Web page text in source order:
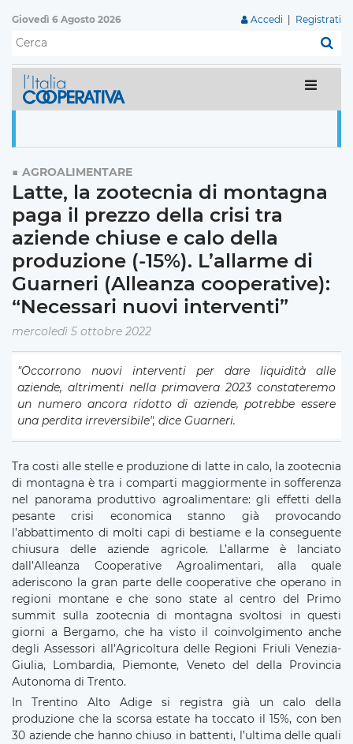
Giovedì 6 Agosto 2026 Accedi Registrati
AGROALIMENTARE
Latte, la zootecnia di montagna
paga il prezzo della crisi tra
aziende chiuse e calo della
produzione (-15%). L’allarme di
Guarneri (Alleanza cooperative):
“Necessari nuovi interventi”
mercoledì 5 ottobre 2022
"Occorrono nuovi interventi per dare liquidità alle
aziende, altrimenti nella primavera 2023 constateremo
un numero ancora ridotto di aziende, potrebbe essere
una perdita irreversibile", dice Guarneri.
Tra costi alle stelle e produzione di latte in calo, la zootecnia
di montagna è tra i comparti maggiormente in sofferenza
nel panorama produttivo agroalimentare: gli effetti della
pesante crisi economica stanno già provocando
l’abbattimento di molti capi di bestiame e la conseguente
chiusura delle aziende agricole. L’allarme è lanciato
dall’Alleanza Cooperative Agroalimentari, alla quale
aderiscono la gran parte delle cooperative che operano in
regioni montane e che sono state al centro del Primo
summit sulla zootecnia di montagna svoltosi in questi
giorni a Bergamo, che ha visto il coinvolgimento anche
degli Assessori all’Agricoltura delle Regioni Friuli Venezia-
Giulia, Lombardia, Piemonte, Veneto del della Provincia
Autonoma di Trento.
In Trentino Alto Adige si registra già un calo della
produzione che la scorsa estate ha toccato il 15%, con ben
30 aziende che hanno chiuso in battenti, l’ultima delle quali